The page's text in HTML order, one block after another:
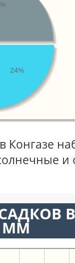
24%
Конгазе
ММ